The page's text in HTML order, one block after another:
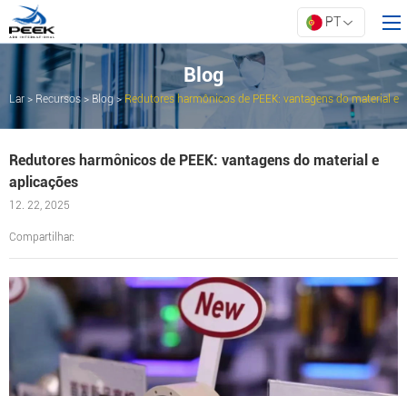
Contate-nos
PT
Blog
Lar > Recursos> Blog>Redutores harmônicos de PEEK: vantagens do material e
Redutores harmônicos de PEEK: vantagens do material e
aplicações
12. 22, 2025
Compartilhar: